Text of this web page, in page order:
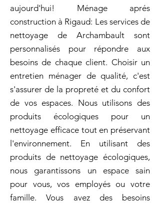
aujourd'hui! Ménage aprés
construction à Rigaud: Les services de
nettoyage de Archambault sont
personnalisés pour répondre aux
besoins de chaque client. Choisir un
entretien ménager de qualité, c'est
s'assurer de la propreté et du confort
de vos espaces. Nous utilisons des
produits écologiques pour un
nettoyage efficace tout en préservant
l'environnement. En utilisant des
produits de nettoyage écologiques,
nous garantissons un espace sain
pour vous, vos employés ou votre
famille. Vous avez des besoins